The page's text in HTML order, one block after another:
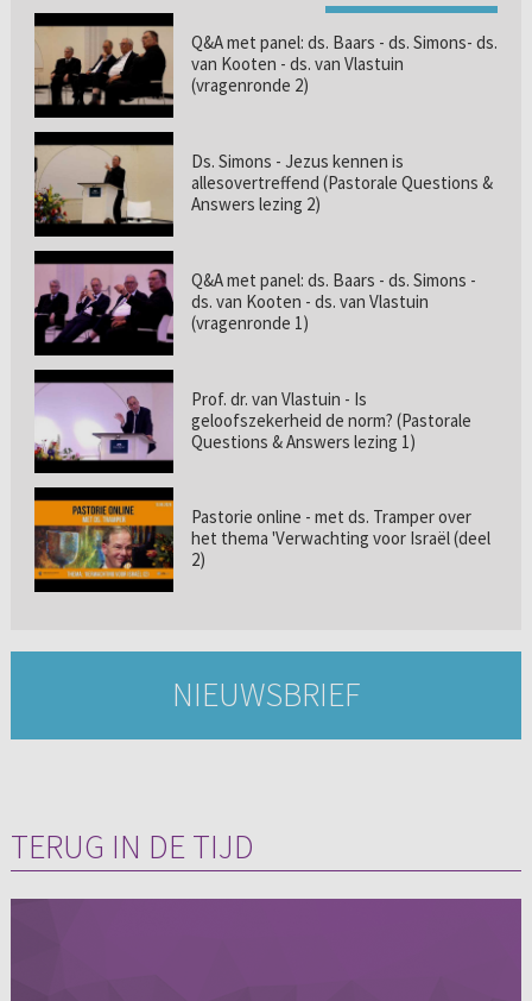
Q&A met panel: ds. Baars - ds. Simons- ds.
van Kooten - ds. van Vlastuin
(vragenronde 2)
Ds. Simons - Jezus kennen is
allesovertreffend (Pastorale Questions &
Answers lezing 2)
Q&A met panel: ds. Baars - ds. Simons -
ds. van Kooten - ds. van Vlastuin
(vragenronde 1)
Prof. dr. van Vlastuin - Is
geloofszekerheid de norm? (Pastorale
Questions & Answers lezing 1)
Pastorie online - met ds. Tramper over
het thema 'Verwachting voor Israël (deel
2)
NIEUWSBRIEF
TERUG IN DE TIJD